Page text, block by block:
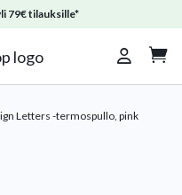
79€ tilauksille*

Letters -termospullo, pink